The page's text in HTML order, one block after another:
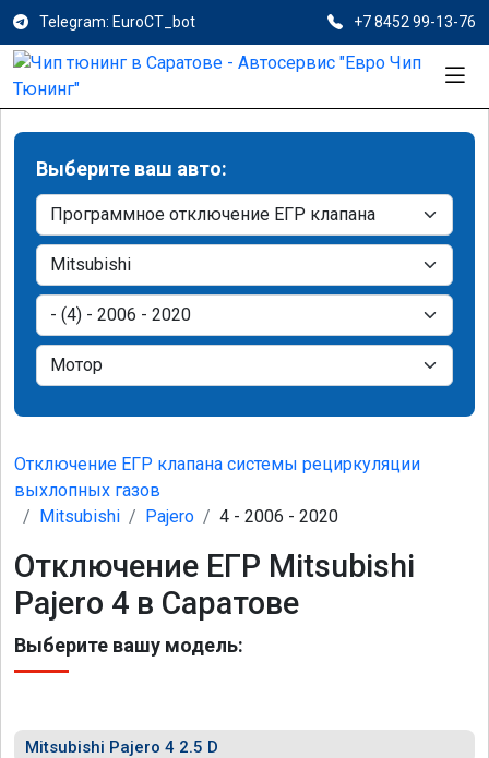
Telegram: EuroCT_bot +7 8452 99-13-76
Выберите ваш авто:
Отключение ЕГР клапана системы рециркуляции
выхлопных газов
Mitsubishi
Pajero 4 - 2006 - 2020
Отключение ЕГР Mitsubishi
Pajero 4 в Саратове
Выберите вашу модель:
Mitsubishi Pajero 4 2.5 D